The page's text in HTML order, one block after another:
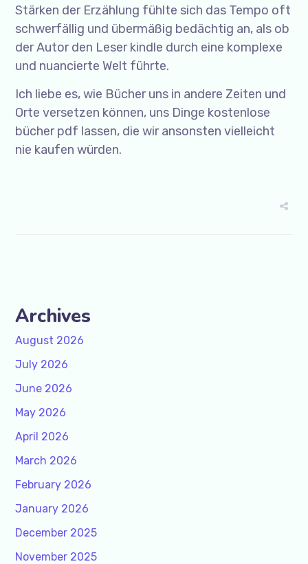
Stärken der Erzählung fühlte sich das Tempo oft
schwerfällig und übermäßig bedächtig an, als ob
der Autor den Leser kindle durch eine komplexe
und nuancierte Welt führte.
Ich liebe es, wie Bücher uns in andere Zeiten und
Orte versetzen können, uns Dinge kostenlose
bücher pdf lassen, die wir ansonsten vielleicht
nie kaufen würden.
Archives
August 2026
July 2026
June 2026
May 2026
April 2026
March 2026
February 2026
January 2026
December 2025
November 2025